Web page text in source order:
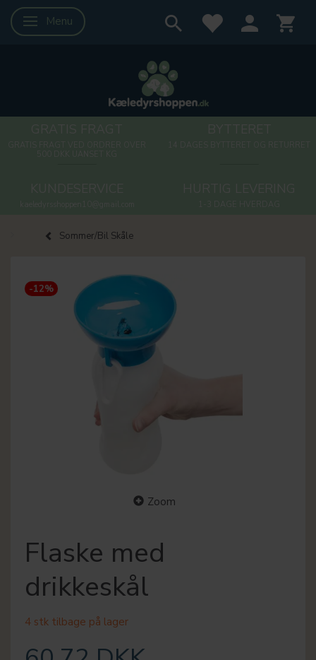
Skifte navigation
Menu
Sommer/Bil Skåle
-12%
Zoom
Flaske med
drikkeskål
4 stk tilbage på lager